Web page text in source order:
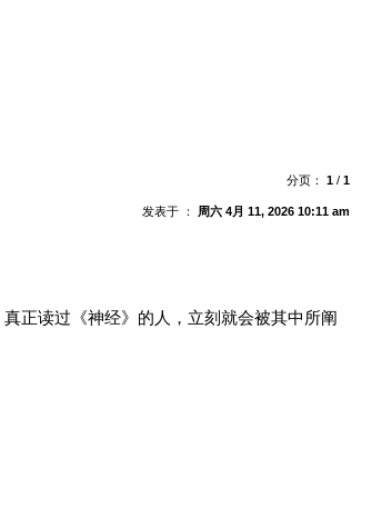
分页： 1/ 1
发表于 ： 周六 4月 11, 2026 10:11 am
正读过《神经》的人，立刻就会被其中所阐